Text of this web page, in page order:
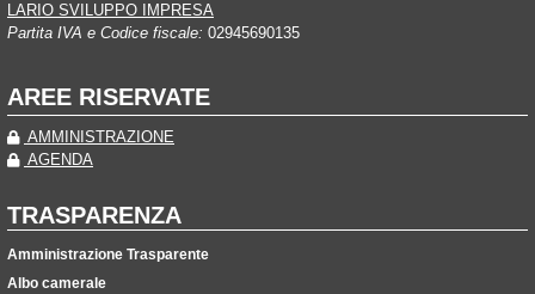
LARIO SVILUPPO IMPRESA
Partita IVA e Codice fiscale: 02945690135
AREE RISERVATE
AMMINISTRAZIONE
AGENDA
TRASPARENZA
Amministrazione Trasparente
Albo camerale